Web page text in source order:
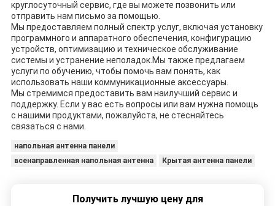
круглосуточный сервис, где вы можете позвонить или
отправить нам письмо за помощью.
Мы предоставляем полный спектр услуг, включая установку
программного и аппаратного обеспечения, конфигурацию
устройств, оптимизацию и техническое обслуживание
системы и устранение неполадок.Мы также предлагаем
услуги по обучению, чтобы помочь вам понять, как
использовать наши коммуникационные аксессуары.
Мы стремимся предоставить вам наилучший сервис и
поддержку. Если у вас есть вопросы или вам нужна помощь
с нашими продуктами, пожалуйста, не стесняйтесь
связаться с нами.
напольная антенна панели
всенаправленная напольная антенна
Крытая антенна панели
Получить лучшую цену для